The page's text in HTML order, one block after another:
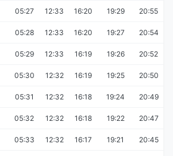
05:27 12:33 16:20 19:29 20:55
05:28 12:33 16:20 19:27 20:54
05:29 12:33 16:19 19:26 20:52
05:30 12:32 16:19 19:25 20:50
05:31 12:32 16:18 19:24 20:49
05:32 12:32 16:18 19:22 20:47
05:33 12:32 16:17 19:21 20:45